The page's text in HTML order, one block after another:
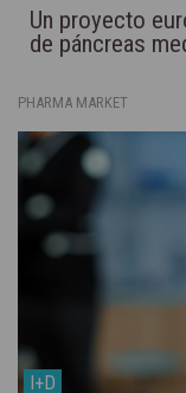
Un proyecto
de páncreas
PHARMA MARKET
I+D